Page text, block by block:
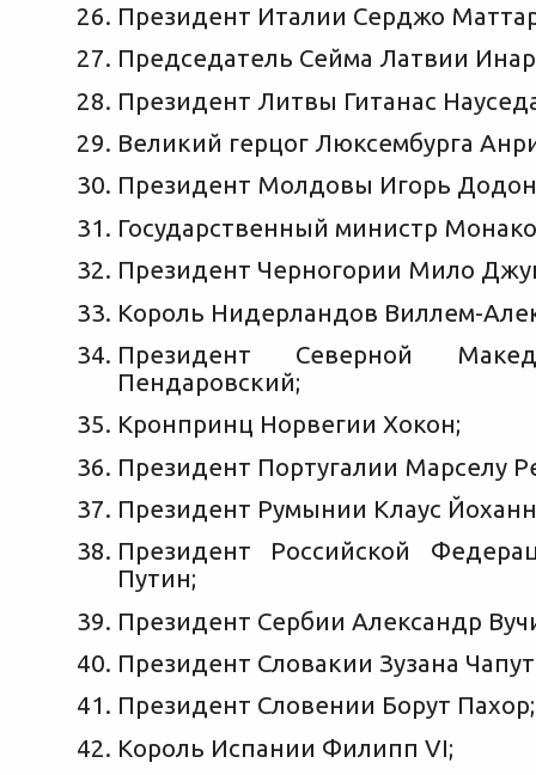
Президент Италии Серджо
Председатель Сейма Латвии
Президент Литвы Гитанас
Великий герцог Люксембурга
Президент Молдовы Игорь
Государственный министр
Президент Черногории Мило
Король Нидерландов Виллем-
Президент Северной
Пендаровский;
Кронпринц Норвегии Хокон;
Президент Португалии Марселу
Президент Румынии Клаус
Президент Российской
Путин;
Президент Сербии Александр
Президент Словакии Зузана
Президент Словении Борут Пахор;
Король Испании Филипп VI;